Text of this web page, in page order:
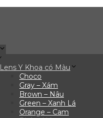
Lens Y Khoa có Màu
Choco
Gray – Xám
Brown – Nâu
Green – Xanh Lá
Orange – Cam